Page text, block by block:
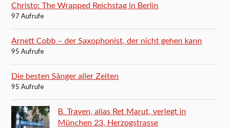
Christo: The Wrapped Reichstag in Berlin
97 Aufrufe
Arnett Cobb – der Saxophonist, der nicht gehen kann
95 Aufrufe
Die besten Sänger aller Zeiten
95 Aufrufe
B. Traven, alias Ret Marut, verlegt in
München 23, Herzogstrasse